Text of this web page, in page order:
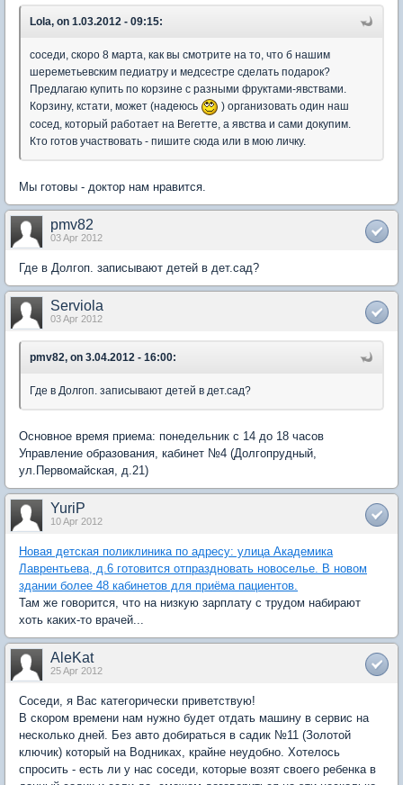
Lola, on 1.03.2012 - 09:15:
соседи, скоро 8 марта, как вы смотрите на то, что б нашим
шереметьевским педиатру и медсестре сделать подарок?
Предлагаю купить по корзине с разными фруктами-явствами.
Корзину, кстати, может (надеюсь
) организовать один наш
сосед, который работает на Вегетте, а явства и сами докупим.
Кто готов участвовать - пишите сюда или в мою личку.
Мы готовы - доктор нам нравится.
pmv82
03 Apr 2012
Где в Долгоп. записывают детей в дет.сад?
Serviola
03 Apr 2012
pmv82, on 3.04.2012 - 16:00:
Где в Долгоп. записывают детей в дет.сад?
Основное время приема: понедельник с 14 до 18 часов
Управление образования, кабинет №4 (Долгопрудный,
ул.Первомайская, д.21)
YuriP
10 Apr 2012
Новая детская поликлиника по адресу: улица Академика
Лаврентьева, д.6 готовится отпраздновать новоселье. В новом
здании более 48 кабинетов для приёма пациентов.
Там же говорится, что на низкую зарплату с трудом набирают
хоть каких-то врачей...
AleKat
25 Apr 2012
Соседи, я Вас категорически приветствую!
В скором времени нам нужно будет отдать машину в сервис на
несколько дней. Без авто добираться в садик №11 (Золотой
ключик) который на Водниках, крайне неудобно. Хотелось
спросить - есть ли у нас соседи, которые возят своего ребенка в